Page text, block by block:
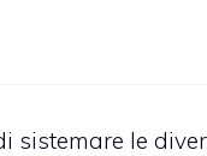
sistemare le